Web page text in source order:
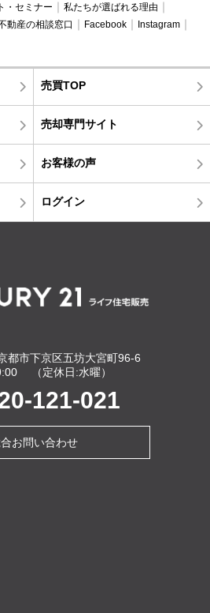
・セミナー
私たちが選ばれる理由
動産の相談窓口 Facebook
Instagram
売買TOP
売却専門サイト
お客様の声
ログイン
市下京区五坊大宮町96-6
（定休日:水曜）
121-021
お問い合わせ